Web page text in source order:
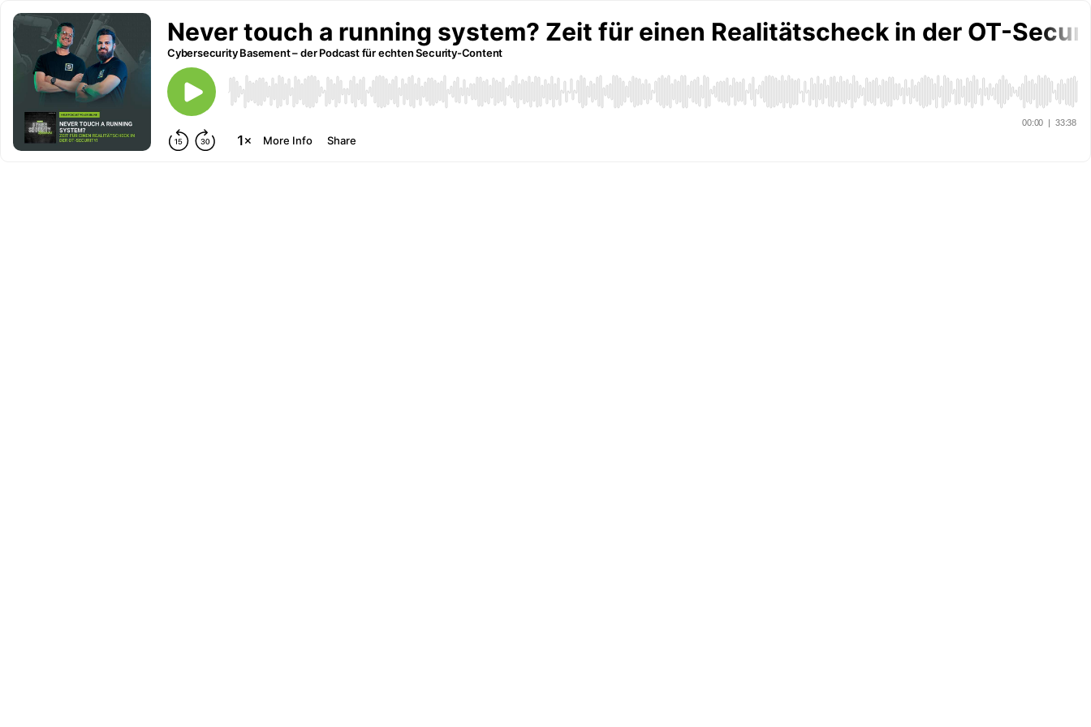
Never touch a running system? Zeit für einen Realitätscheck in der OT-
Cybersecurity Basement – der Podcast für echten Security-Content
00:00 | 33:38
More Info Share